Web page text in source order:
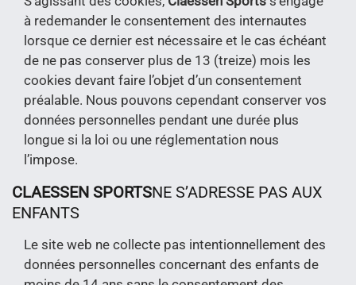
à redemander le consentement des internautes
lorsque ce dernier est nécessaire et le cas échéant
de ne pas conserver plus de 13 (treize) mois les
cookies devant faire l’objet d’un consentement
préalable. Nous pouvons cependant conserver vos
données personnelles pendant une durée plus
longue si la loi ou une réglementation nous
l’impose.
CLAESSEN SPORTSNE S’ADRESSE PAS AUX
ENFANTS
Le site web ne collecte pas intentionnellement des
données personnelles concernant des enfants de